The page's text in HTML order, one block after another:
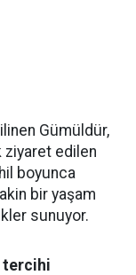
Gümüldür,
ziyaret edilen
boyunca
bir yaşam
sunuyor.
tercihi